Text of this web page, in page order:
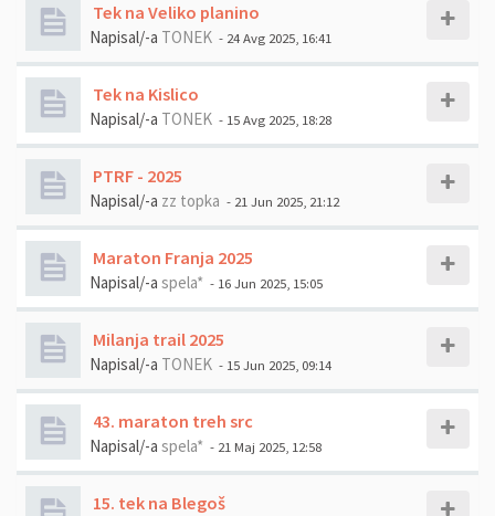
Tek na Veliko planino
Napisal/-a TONEK - 24 Avg 2025, 16:41
Tek na Kislico
Napisal/-a TONEK - 15 Avg 2025, 18:28
PTRF - 2025
Napisal/-a zz topka - 21 Jun 2025, 21:12
Maraton Franja 2025
Napisal/-a spela* - 16 Jun 2025, 15:05
Milanja trail 2025
Napisal/-a TONEK - 15 Jun 2025, 09:14
43. maraton treh src
Napisal/-a spela* - 21 Maj 2025, 12:58
15. tek na Blegoš